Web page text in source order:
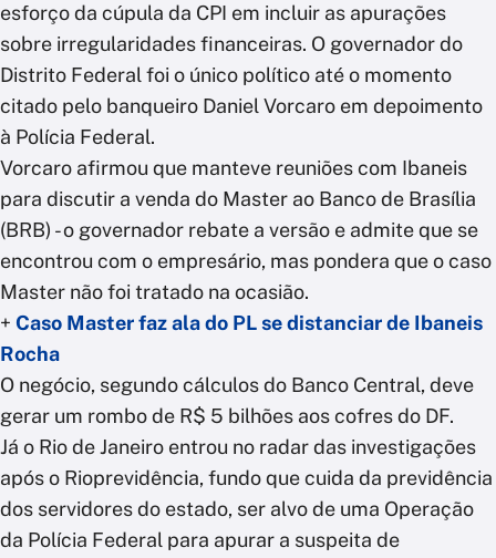
esforço da cúpula da CPI em incluir as apurações
sobre irregularidades financeiras. O governador do
Distrito Federal foi o único político até o momento
citado pelo banqueiro Daniel Vorcaro em depoimento
à Polícia Federal.
Vorcaro afirmou que manteve reuniões com Ibaneis
para discutir a venda do Master ao Banco de Brasília
(BRB) - o governador rebate a versão e admite que se
encontrou com o empresário, mas pondera que o caso
Master não foi tratado na ocasião.
+ Caso Master faz ala do PL se distanciar de Ibaneis
Rocha
O negócio, segundo cálculos do Banco Central, deve
gerar um rombo de R$ 5 bilhões aos cofres do DF.
Já o Rio de Janeiro entrou no radar das investigações
após o Rioprevidência, fundo que cuida da previdência
dos servidores do estado, ser alvo de uma Operação
da Polícia Federal para apurar a suspeita de